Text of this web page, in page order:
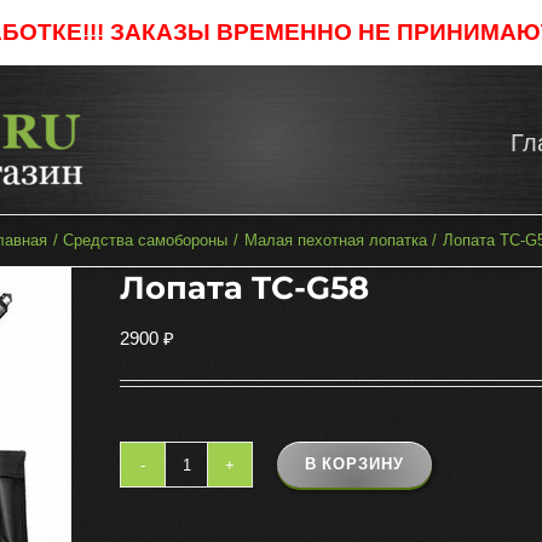
ЗАКАЗЫ ВРЕМЕННО НЕ
Средства самобороны Малая пехотная лопатка Лопата TC-
Лопата TC-G58
2900 ₽
Количество
В КОРЗИНУ